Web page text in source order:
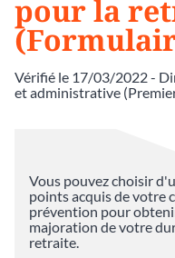
pour la
Vérifié le 17/03/2022 -
et administrative
Vous pouvez choisir
points acquis de votre
prévention pour
majoration de votre
retraite.